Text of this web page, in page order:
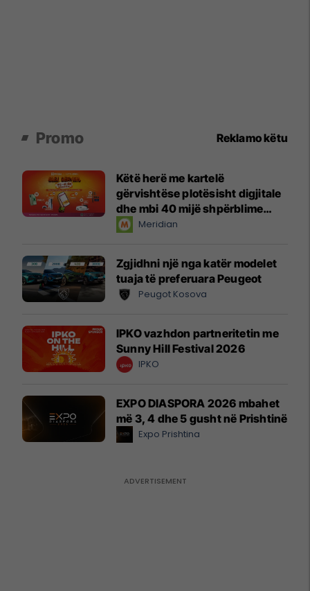
Promo Reklamo këtu
Këtë herë me kartelë
gërvishtëse plotësisht digjitale
dhe mbi 40 mijë shpërblime
instant!Meridian
Zgjidhni një nga katër modelet
tuaja të preferuara Peugeot
Peugot Kosova
IPKO vazhdon partneritetin me
Sunny Hill Festival 2026
IPKO
EXPO DIASPORA 2026 mbahet
më 3, 4 dhe 5 gusht në Prishtinë
Expo Prishtina